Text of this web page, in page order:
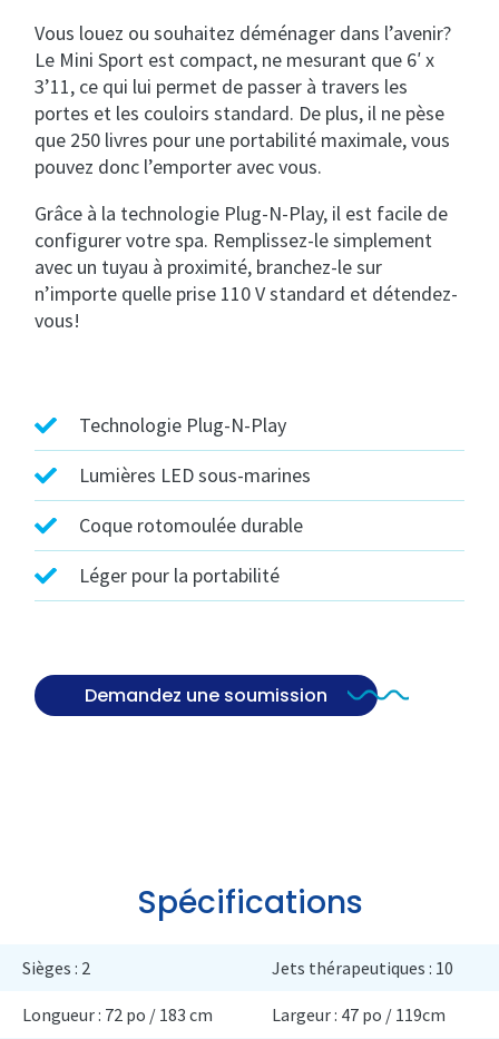
Vous louez ou souhaitez déménager dans l’avenir?
Le Mini Sport est compact, ne mesurant que 6′ x
3’11, ce qui lui permet de passer à travers les
portes et les couloirs standard. De plus, il ne pèse
que 250 livres pour une portabilité maximale, vous
pouvez donc l’emporter avec vous.
Grâce à la technologie Plug-N-Play, il est facile de
configurer votre spa. Remplissez-le simplement
avec un tuyau à proximité, branchez-le sur
n’importe quelle prise 110 V standard et détendez-
vous!
Technologie Plug-N-Play
Lumières LED sous-marines
Coque rotomoulée durable
Léger pour la portabilité
Demandez une soumission
Spécifications
Sièges : 2 Jets thérapeutiques : 10
Longueur : 72 po / 183 cm Largeur : 47 po / 119cm